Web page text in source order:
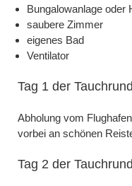
Bungalowanlage oder
saubere Zimmer
eigenes Bad
Ventilator
Tag 1 der
Abholung vom
vorbei an schönen
Tag 2 der